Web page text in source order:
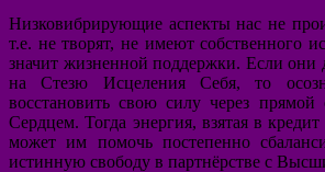
Низковибрирующие аспекты нас не
т.е. не творят, не имеют собственного
значит жизненной поддержки. Если они
на Стезю Исцеления Себя, то
восстановить свою силу через
Сердцем. Тогда энергия, взятая в кредит
может им помочь постепенно
истинную свободу в партнёрстве с